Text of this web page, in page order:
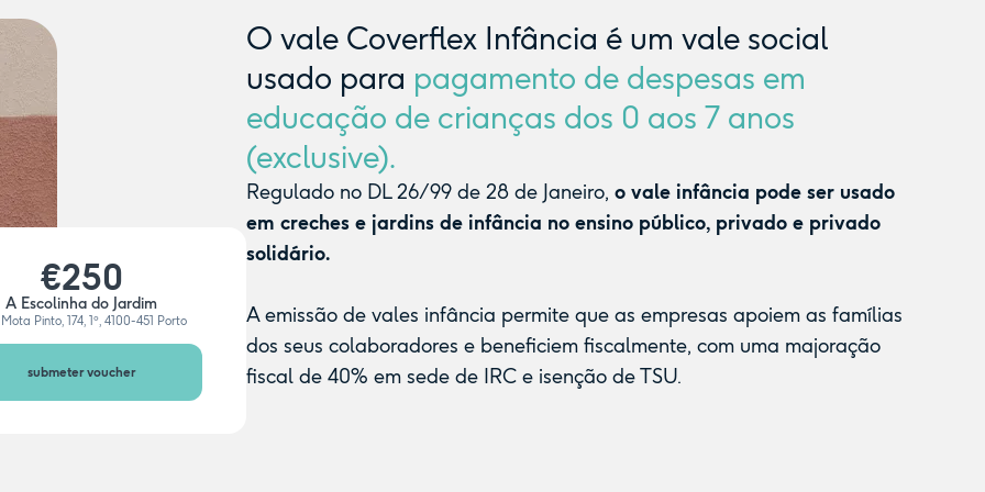
€250
A Escolinha do Jardim
Pinto, 174, 1º, 4100-451 Porto
submeter voucher
O vale Coverflex Infância é um vale social
usado para pagamento de despesas em
educação de crianças dos 0 aos 7 anos
(exclusive).
Regulado no DL 26/99 de 28 de Janeiro, o vale infância pode ser usado
em creches e jardins de infância no ensino público, privado e privado
solidário.
A emissão de vales infância permite que as empresas apoiem as famílias
dos seus colaboradores e beneficiem fiscalmente, com uma majoração
fiscal de 40% em sede de IRC e isenção de TSU.